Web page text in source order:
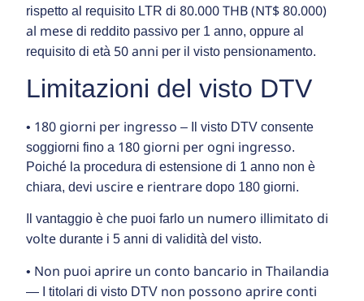
rispetto al requisito LTR di 80.000 THB (NT$ 80.000)
al mese di reddito passivo per 1 anno, oppure al
requisito di età 50 anni per il visto pensionamento.
Limitazioni del visto DTV
• 180 giorni per ingresso – Il visto DTV consente
soggiorni fino a 180 giorni per ogni ingresso.
Poiché la procedura di estensione di 1 anno non è
chiara, devi uscire e rientrare dopo 180 giorni.
Il vantaggio è che puoi farlo un numero illimitato di
volte durante i 5 anni di validità del visto.
• Non puoi aprire un conto bancario in Thailandia
— I titolari di visto DTV non possono aprire conti